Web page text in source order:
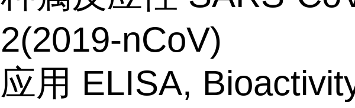
2(2019-nCoV)
应用 ELISA,